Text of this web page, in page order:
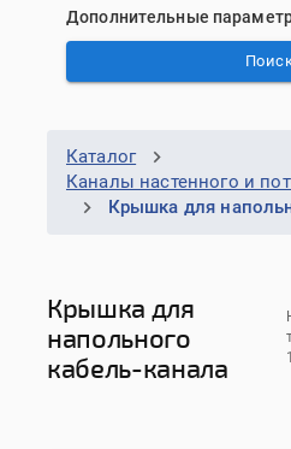
Дополнительные
Каталог
Каналы настенного и
Крышка для
Крышка для
напольного
кабель-канала